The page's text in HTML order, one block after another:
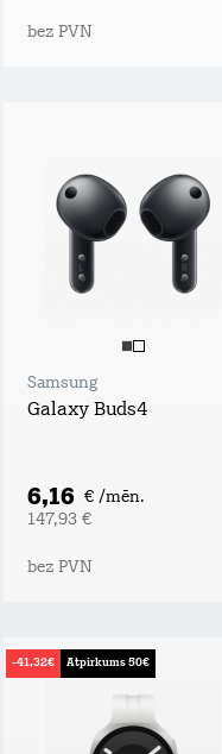
bez PVN
Samsung
Galaxy Buds4
6,16 € /mēn.
147,93 €
bez PVN
-41,32€ Atpirkums 50€